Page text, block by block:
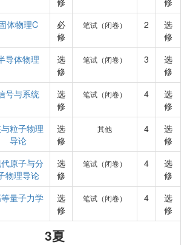
体物理C
必
修
笔试（闭卷） 2
选
修
导体物理
选
修
笔试（闭卷） 3
选
修
号与系统
选
修
笔试（闭卷） 4
选
修
粒子物理
导论
选
修
其他 4
选
修
原子与分
物理导论
选
修
笔试（闭卷） 4
选
修
量子力学
选
修
笔试（闭卷） 4
选
修
3夏